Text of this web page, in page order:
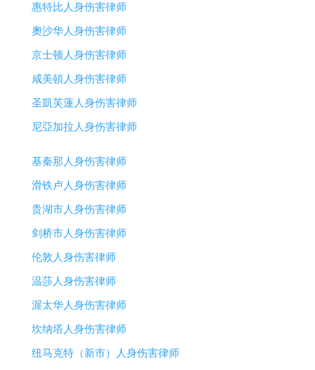
惠特比人身伤害律师
奧沙华人身伤害律师
京士顿人身伤害律师
咸美頓人身伤害律师
圣凱芙蓮人身伤害律师
尼亞加拉人身伤害律师
基秦那人身伤害律师
滑铁卢人身伤害律师
贵湖市人身伤害律师
剑桥市人身伤害律师
伦敦人身伤害律师
温莎人身伤害律师
渥太华人身伤害律师
坎纳塔人身伤害律师
纽马克特（新市）人身伤害律师